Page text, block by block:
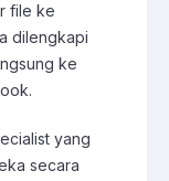
file ke
dilengkapi
ke
yang
secara